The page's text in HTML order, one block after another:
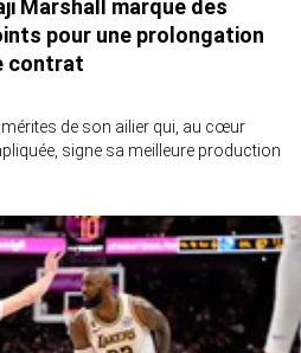
Marshall marque des
pour une prolongation
contrat
de son ailier qui, au cœur
signe sa meilleure production